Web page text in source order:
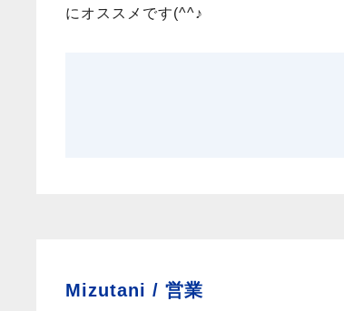
にオススメです(^^♪
Mizutani / 営業